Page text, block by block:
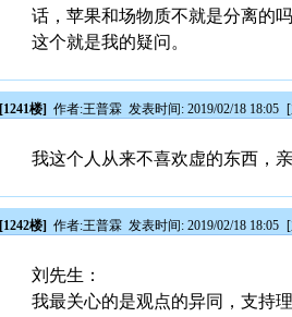
话，苹果和场物质不就是分离的
这个就是我的疑问。
[1241楼] 作者:王普霖 发表时间: 2019/02/18 18:05 [
我这个人从来不喜欢虚的东西，
[1242楼] 作者:王普霖 发表时间: 2019/02/18 18:05 [
刘先生：
我最关心的是观点的异同，支持